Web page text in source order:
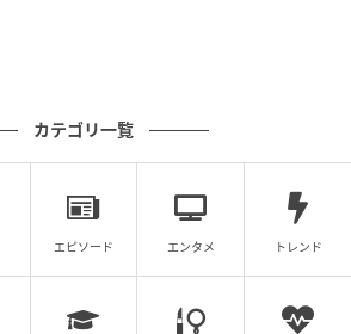
カテゴリ一覧
エピソード エンタメ トレンド